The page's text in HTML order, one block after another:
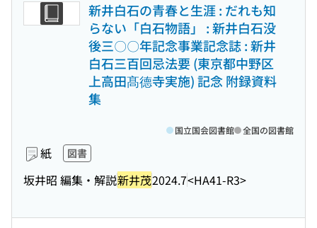
新井白石の青春と生涯 : だれも知
らない「白石物語」 : 新井白石没
後三〇〇年記念事業記念誌 : 新井
白石三百回忌法要 (東京都中野区
上高田髙德寺実施) 記念 附録資料
集
紙 図書
坂井昭 編集・解説新井茂2024.7<HA41-R3>
国立国会図書館 全国の図書館